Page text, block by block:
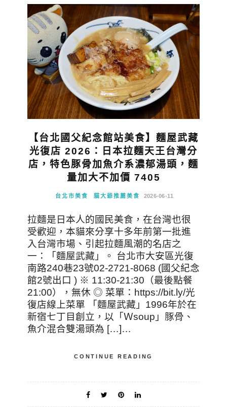
【台北國父紀念館站美食】麵屋武藏
光復店 2026：日本拉麵天王台灣分
店，特色豚骨加魚介系濃郁湯頭，麵
量加大不加價 7405
台北市美食 貓大爺推薦美食 2026-06-11
拉麵是日本人的國民美食，在台灣也很
受歡迎，本貓來分享十多年前第一批進
入台灣市場、引起拉麵風潮的名店之
一：「麵屋武藏」。 台北市大安區光復
南路240巷23號02-2721-8068 (國父紀念
館2號出口 ) ※ 11:30-21:30（最後點餐
21:00），無休 ◎ 菜單：https://bit.ly/光
復店線上菜單 「麵屋武藏」1996年於在
新宿七丁目創立，以「Ｗsoup」豚骨、
魚介混合雙湯頭為 […]…
CONTINUE READING